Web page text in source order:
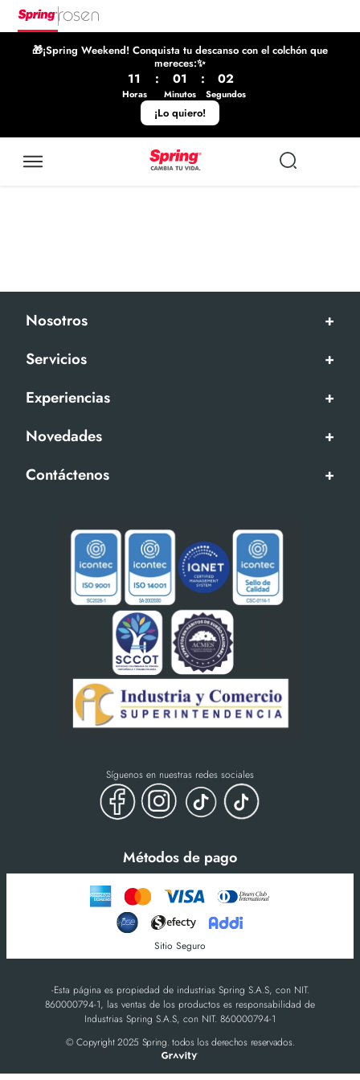
🎁¡Spring Weekend! Conquista tu descanso con el colchón que
mereces:✨
11
Horas
: 01
Minutos
: 02
Segundos
¡Lo quiero!
Nosotros
+
Servicios
+
Experiencias
+
Novedades
+
Contáctenos
+
Síguenos en nuestras redes sociales
Métodos de pago
Sitio Seguro
-Esta página es propiedad de industrias Spring S.A.S, con NIT.
860000794-1, las ventas de los productos es responsabilidad de
Industrias Spring S.A.S, con NIT. 860000794-1
© Copyright 2025 Spring. todos los derechos reservados.